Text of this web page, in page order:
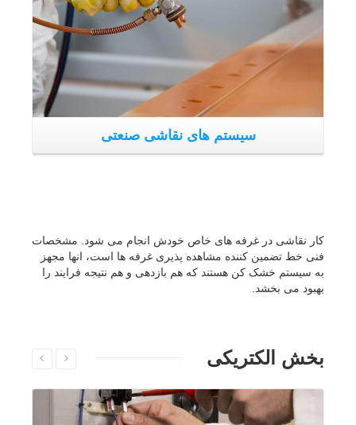
فنی خط تضمین کننده مشاهده پذیری غرفه ها است، انها مجهز
به سیستم خشک کن هستند که هم بازدهی و هم نتیجه فرایند را
بهبود می بخشد.
بخش الکتریکی